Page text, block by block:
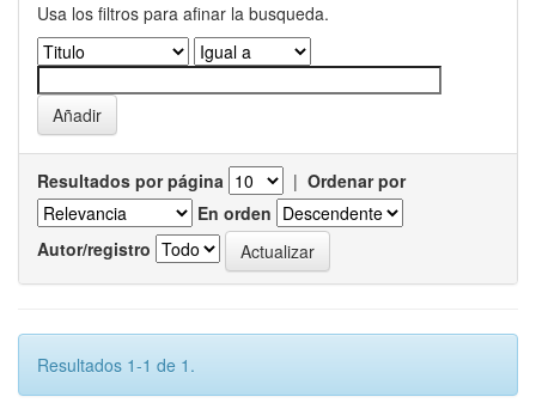
Usa los filtros para afinar la busqueda.
Resultados por página | Ordenar por
En orden
Autor/registro
Resultados 1-1 de 1.